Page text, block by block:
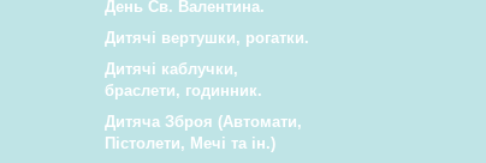
День Св. Валентина.
Дитячі вертушки, рогатки.
Дитячі каблучки,
браслети, годинник.
Дитяча Зброя (Автомати,
Пістолети, Мечі та ін.)